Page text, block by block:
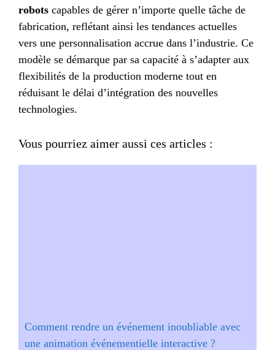
robots capables de gérer n’importe quelle tâche de
fabrication, reflétant ainsi les tendances actuelles
vers une personnalisation accrue dans l’industrie. Ce
modèle se démarque par sa capacité à s’adapter aux
flexibilités de la production moderne tout en
réduisant le délai d’intégration des nouvelles
technologies.
Vous pourriez aimer aussi ces articles :
Comment rendre un événement inoubliable avec
une animation événementielle interactive ?